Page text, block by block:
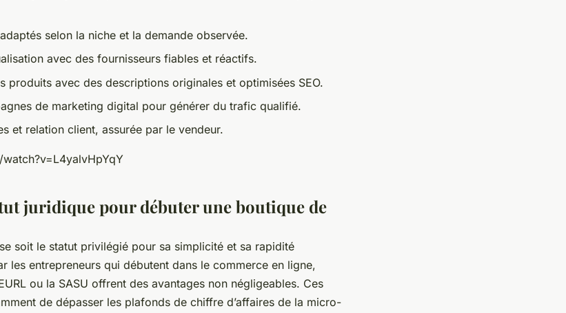
selon la niche et la demande observée.
avec des fournisseurs fiables et réactifs.
produits avec des descriptions originales et optimisées SEO.
de marketing digital pour générer du trafic qualifié.
et relation client, assurée par le vendeur.
juridique pour débuter une boutique de
soit le statut privilégié pour sa simplicité et sa rapidité
les entrepreneurs qui débutent dans le commerce en ligne,
ou la SASU offrent des avantages non négligeables. Ces
de dépasser les plafonds de chiffre d’affaires de la micro-